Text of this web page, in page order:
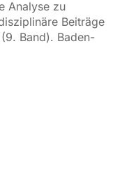
Analyse zu
Beiträge
Band). Baden-